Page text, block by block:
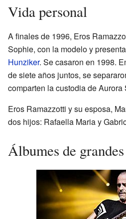
Vida personal
A finales de 1996, Eros
Sophie, con la modelo y
Hunziker. Se casaron en 1998.
de siete años juntos, se
comparten la custodia de Aurora
Eros Ramazzotti y su esposa,
dos hijos: Rafaella Maria y
Álbumes de